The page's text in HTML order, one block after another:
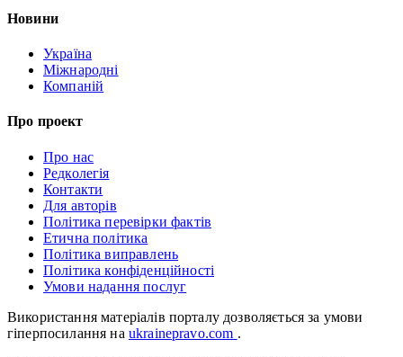
Новини
Україна
Міжнародні
Компаній
Про проект
Про нас
Редколегія
Контакти
Для авторів
Політика перевірки фактів
Етична політика
Політика виправлень
Політика конфіденційності
Умови надання послуг
Використання матеріалів порталу дозволяється за умови
гіперпосилання на ukrainepravo.com .